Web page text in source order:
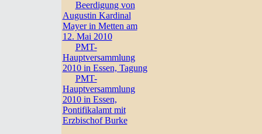
Beerdigung von
Augustin Kardinal
Mayer in Metten am
12. Mai 2010
PMT-
Hauptversammlung
2010 in Essen, Tagung
PMT-
Hauptversammlung
2010 in Essen,
Pontifikalamt mit
Erzbischof Burke